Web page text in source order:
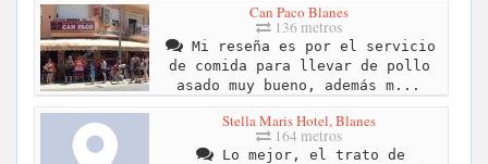
Can Paco Blanes
136 metros
Mi reseña es por el servicio
de comida para llevar de pollo
asado muy bueno, además m...
Stella Maris Hotel, Blanes
164 metros
Lo mejor, el trato de